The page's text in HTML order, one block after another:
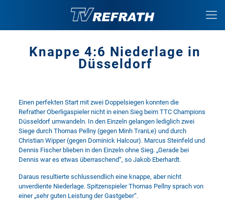
Knappe 4:6 Niederlage in
Düsseldorf
Einen perfekten Start mit zwei Doppelsiegen konnten die
Refrather Oberligaspieler nicht in einen Sieg beim TTC Champions
Düsseldorf umwandeln. In den Einzeln gelangen lediglich zwei
Siege durch Thomas Pellny (gegen Minh TranLe) und durch
Christian Wipper (gegen Dominick Halcour). Marcus Steinfeld und
Dennis Fischer blieben in den Einzeln ohne Sieg. „Gerade bei
Dennis war es etwas überraschend“, so Jakob Eberhardt.
Daraus resultierte schlussendlich eine knappe, aber nicht
unverdiente Niederlage. Spitzenspieler Thomas Pellny sprach von
einer „sehr guten Leistung der Gastgeber“.